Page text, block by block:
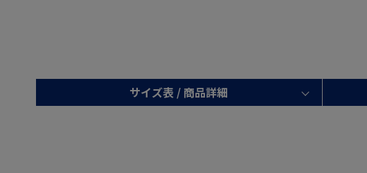
サイズ表 / 商品詳細